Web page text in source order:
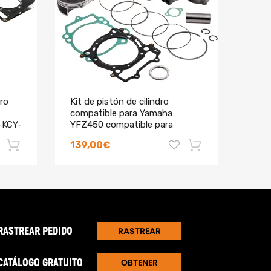
un pedido
Kit de pistón de cilindro
compatible para Yamaha
YFZ450 compatible para
Yamaha YFZ450 04-09 Stock
Bore 95mm
139,00€
-18% -18%
PEDIDO RASTREAR
GRATUITO
OBTENER